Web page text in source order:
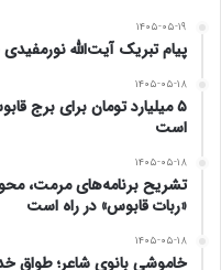
۱۴۰۵-۰۵-۱۹
پیام تبریک آیت‌الله
۱۴۰۵-۰۵-۱۸
۵ میلیارد تومان برای برج
است
۱۴۰۵-۰۵-۱۸
تشریح برنامه‌های مرمت،
«ربات قابوس» در راه است
۱۴۰۵-۰۵-۱۸
خاموشی بانوی شاعر؛ طواق